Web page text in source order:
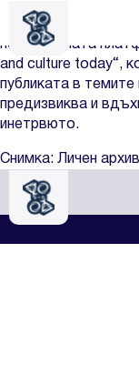
Теодора
Теодора и
независимата
and culture today“,
публиката в
предизвиква и
инетрвюто.
Снимка: Личен архив